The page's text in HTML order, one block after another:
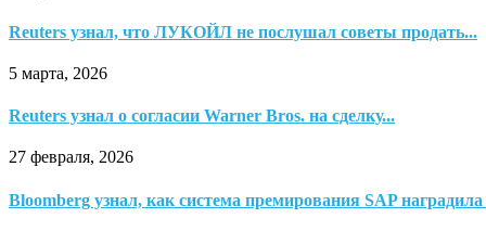
Reuters узнал, что ЛУКОЙЛ не послушал советы продать...
5 марта, 2026
Reuters узнал о согласии Warner Bros. на сделку...
27 февраля, 2026
Bloomberg узнал, как система премирования SAP